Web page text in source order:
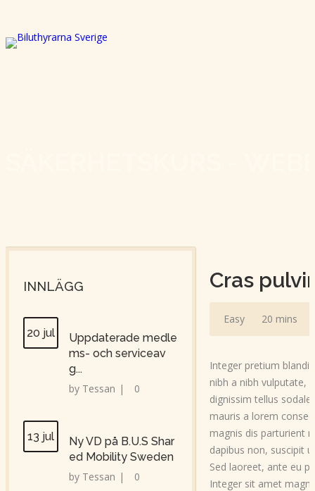
Cras
Easy 20 mins
Integer pretium
nibh a nibh vulputate,
dignissim tellus
mauris a lorem
magnis dis parturient
dapibus non, suscipit
Sed laoreet, ante eu
Integer sit amet
INNLÄGG
20 jul
Uppdaterade medle
ms- och serviceav
g...
by Tessan | 0
13 jul
Ny VD på B.U.S Shar
ed Mobility Sweden
by Tessan | 0